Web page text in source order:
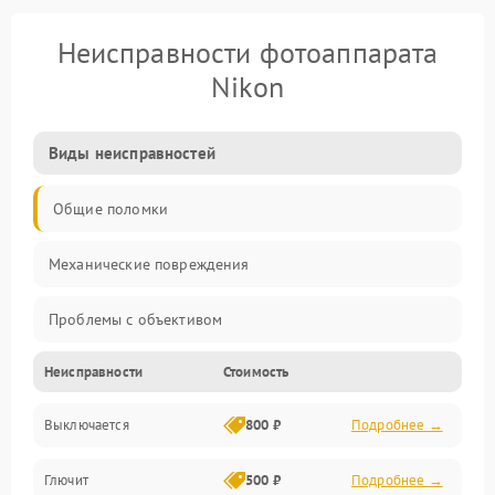
Неисправности фотоаппарата
Nikon
Виды неисправностей
Общие поломки
Механические повреждения
Проблемы с объективом
Электронные ошибки
Механические проблемы
Матрица и оптика
Неисправности Стоимость
Выключается 800 ₽ Подробнее →
Глючит 500 ₽ Подробнее →